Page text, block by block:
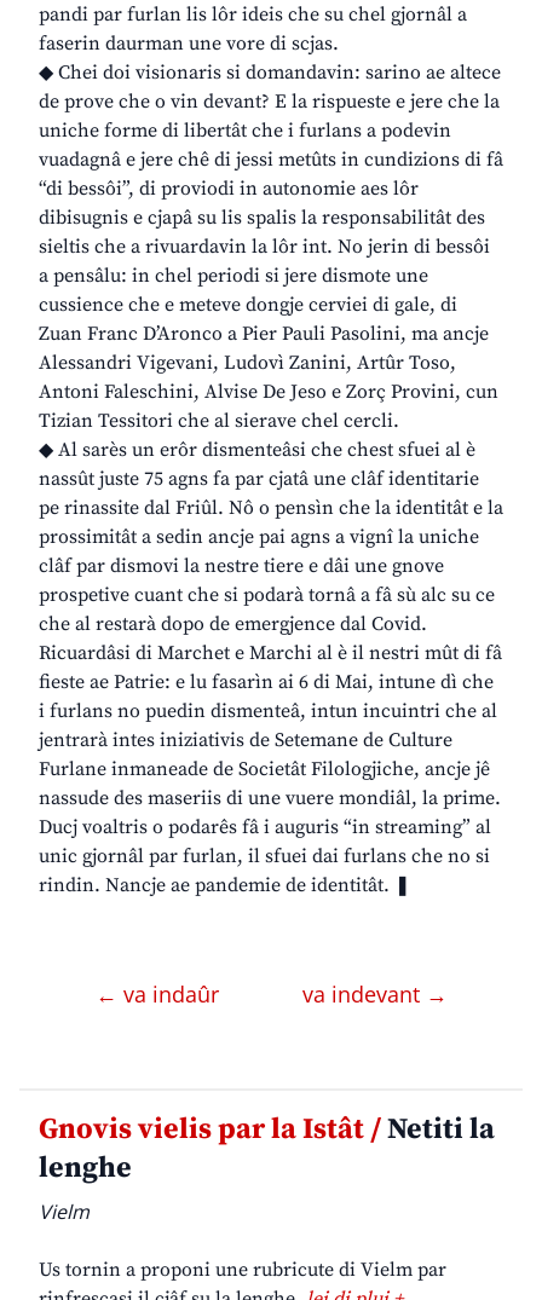
pandi par furlan lis lôr ideis che su chel gjornâl a
faserin daurman une vore di scjas.
◆ Chei doi visionaris si domandavin: sarino ae altece
de prove che o vin devant? E la rispueste e jere che la
uniche forme di libertât che i furlans a podevin
vuadagnâ e jere chê di jessi metûts in cundizions di fâ
“di bessôi”, di proviodi in autonomie aes lôr
dibisugnis e cjapâ su lis spalis la responsabilitât des
sieltis che a rivuardavin la lôr int. No jerin di bessôi
a pensâlu: in chel periodi si jere dismote une
cussience che e meteve dongje cerviei di gale, di
Zuan Franc D’Aronco a Pier Pauli Pasolini, ma ancje
Alessandri Vigevani, Ludovì Zanini, Artûr Toso,
Antoni Faleschini, Alvise De Jeso e Zorç Provini, cun
Tizian Tessitori che al sierave chel cercli.
◆ Al sarès un erôr dismenteâsi che chest sfuei al è
nassût juste 75 agns fa par cjatâ une clâf identitarie
pe rinassite dal Friûl. Nô o pensìn che la identitât e la
prossimitât a sedin ancje pai agns a vignî la uniche
clâf par dismovi la nestre tiere e dâi une gnove
prospetive cuant che si podarà tornâ a fâ sù alc su ce
che al restarà dopo de emergjence dal Covid.
Ricuardâsi di Marchet e Marchi al è il nestri mût di fâ
fieste ae Patrie: e lu fasarìn ai 6 di Mai, intune dì che
i furlans no puedin dismenteâ, intun incuintri che al
jentrarà intes iniziativis de Setemane de Culture
Furlane inmaneade de Societât Filologjiche, ancje jê
nassude des maseriis di une vuere mondiâl, la prime.
Ducj voaltris o podarês fâ i auguris “in streaming” al
unic gjornâl par furlan, il sfuei dai furlans che no si
rindin. Nancje ae pandemie de identitât. ❚
← va indaûr va indevant →
Gnovis vielis par la Istât /Netiti la
lenghe
Vielm
Us tornin a proponi une rubricute di Vielm par